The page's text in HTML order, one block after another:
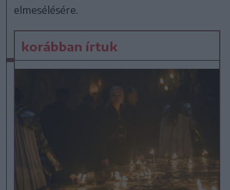
elmesélésére.
korábban írtuk